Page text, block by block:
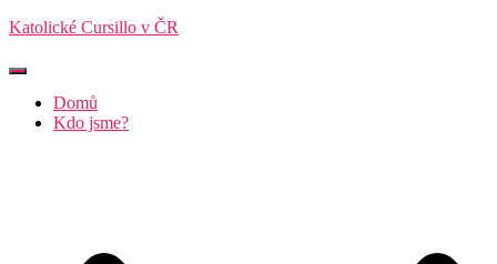
Katolické Cursillo v ČR
Přepnout
navigaciDomů
Kdo jsme?